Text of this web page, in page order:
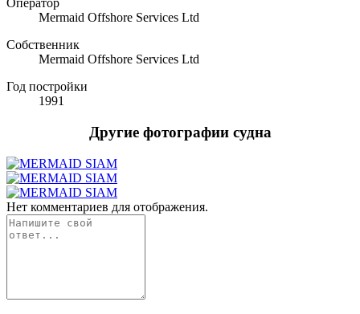
Оператор
Mermaid Offshore Services Ltd
Собственник
Mermaid Offshore Services Ltd
Год постройки
1991
Другие фотографии судна
Нет комментариев для отображения.